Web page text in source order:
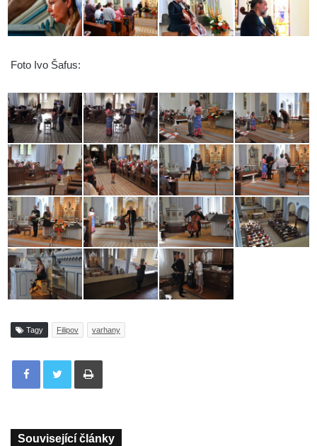
Foto Ivo Šafus:
Tagy Filipov varhany
Tisknout
Související články